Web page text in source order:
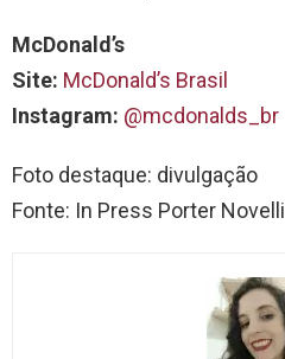
McDonald’s
Site: McDonald’s Brasil
Instagram: @mcdonalds_br
Foto destaque: divulgação
Fonte: In Press Porter Novelli